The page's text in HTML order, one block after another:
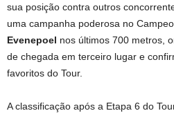
sua posição contra outros
uma campanha poderosa no
Evenepoel nos últimos 700 metros,
de chegada em terceiro lugar e
favoritos do Tour.
A classificação após a Etapa 6 do